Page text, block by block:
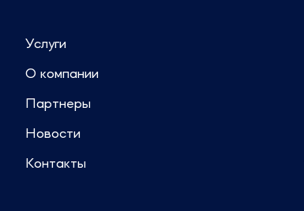
Услуги
О компании
Партнеры
Новости
Контакты